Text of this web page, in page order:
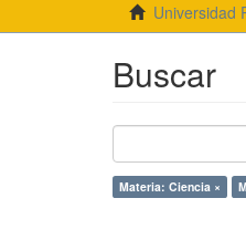
Universidad
Buscar
Materia: Ciencia ×